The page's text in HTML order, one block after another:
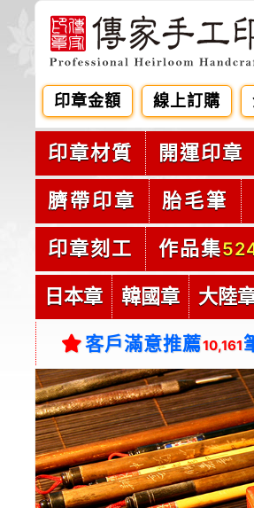
印章金額 線上訂購
印章材質 開運印章
臍帶印章 胎毛筆
印章刻工 作品集
日本章 韓國章 大陸
客戶滿意推薦10,161